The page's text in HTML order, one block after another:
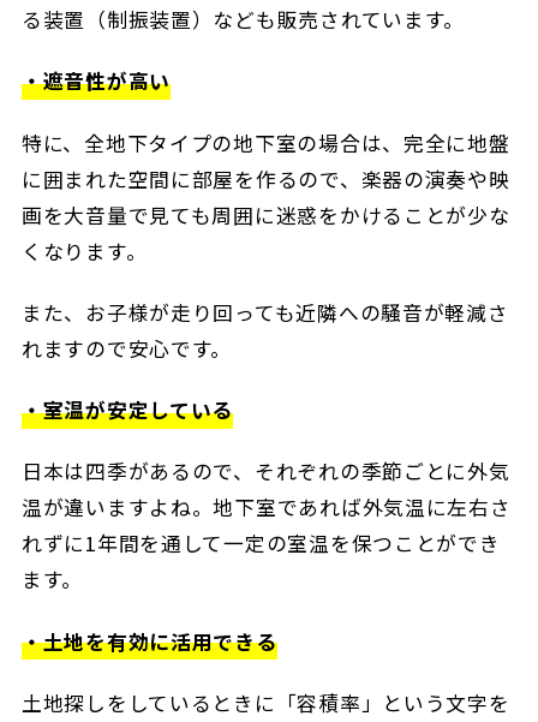
る装置（制振装置）なども販売されています。
・遮音性が高い
特に、全地下タイプの地下室の場合は、完全に地盤
に囲まれた空間に部屋を作るので、楽器の演奏や映
画を大音量で見ても周囲に迷惑をかけることが少な
くなります。
また、お子様が走り回っても近隣への騒音が軽減さ
れますので安心です。
・室温が安定している
日本は四季があるので、それぞれの季節ごとに外気
温が違いますよね。地下室であれば外気温に左右さ
れずに1年間を通して一定の室温を保つことができ
ます。
・土地を有効に活用できる
土地探しをしているときに「容積率」という文字を